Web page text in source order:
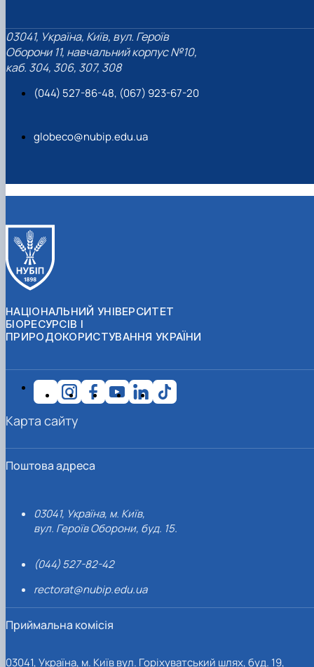
03041, Україна, Київ, вул. Героїв
Оборони 11, навчальний корпус №10,
каб. 304, 306, 307, 308
(044) 527-86-48, (067) 923-67-20
globeco@nubip.edu.ua
НАЦІОНАЛЬНИЙ УНІВЕРСИТЕТ
БІОРЕСУРСІВ І
ПРИРОДОКОРИСТУВАННЯ УКРАЇНИ
Поштова адреса
03041, Україна, м. Київ,
вул. Героїв Оборони, буд. 15.
(044) 527-82-42
rectorat@nubip.edu.ua
Приймальна комісія
03041, Україна, м. Київ вул. Горіхуватський шлях, буд. 19,
Карта сайту